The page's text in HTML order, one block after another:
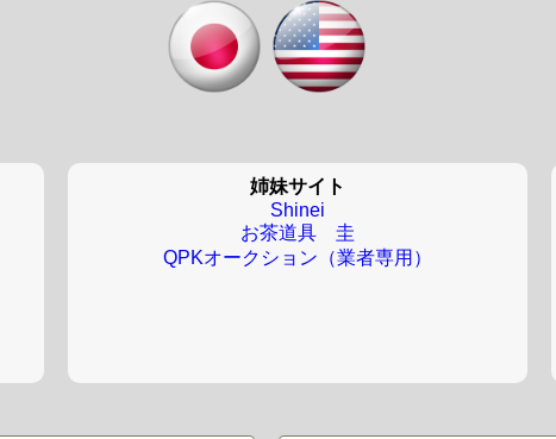
姉妹サイト
Shinei
お茶道具 圭
QPKオークション（業者専用）